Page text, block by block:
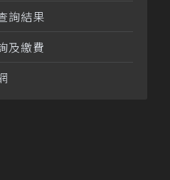
詢結果
及繳費